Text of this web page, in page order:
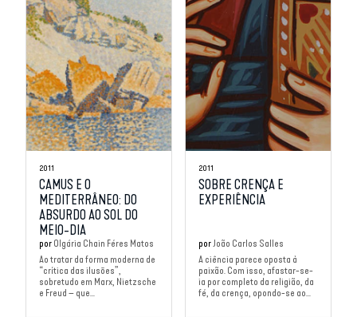
2011
CAMUS E O
MEDITERRÂNEO: DO
ABSURDO AO SOL DO
MEIO-DIA
por Olgária Chain Féres Matos
Ao tratar da forma moderna de
“crítica das ilusões”,
sobretudo em Marx, Nietzsche
e Freud – que...
2011
SOBRE CRENÇA E
EXPERIÊNCIA
porJoão Carlos Salles
A ciência parece oposta à
paixão. Com isso, afastar-se-
ia por completo da religião, da
fé, da crença, opondo-se ao...